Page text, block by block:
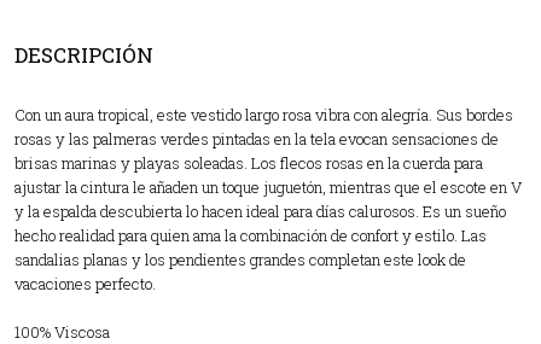
DESCRIPCIÓN
Con un aura tropical, este vestido largo rosa vibra con alegría. Sus bordes
rosas y las palmeras verdes pintadas en la tela evocan sensaciones de
brisas marinas y playas soleadas. Los flecos rosas en la cuerda para
ajustar la cintura le añaden un toque juguetón, mientras que el escote en V
y la espalda descubierta lo hacen ideal para días calurosos. Es un sueño
hecho realidad para quien ama la combinación de confort y estilo. Las
sandalias planas y los pendientes grandes completan este look de
vacaciones perfecto.
100% Viscosa